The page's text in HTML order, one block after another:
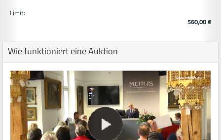
Limit:
560,00 €
Wie funktioniert eine Auktion